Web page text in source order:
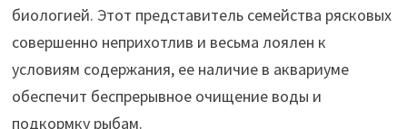
биологией. Этот представитель семейства рясковых
совершенно неприхотлив и весьма лоялен к
условиям содержания, ее наличие в аквариуме
обеспечит беспрерывное очищение воды и
подкормку рыбам.